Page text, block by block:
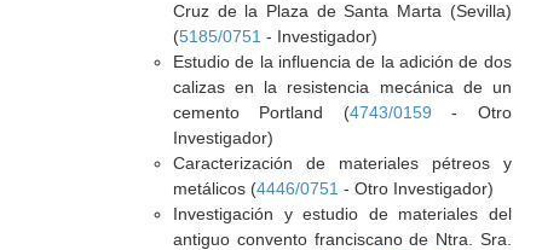
Cruz de la Plaza de Santa Marta (Sevilla)
(5185/0751 - Investigador)
Estudio de la influencia de la adición de dos
calizas en la resistencia mecánica de un
cemento Portland (4743/0159 - Otro
Investigador)
Caracterización de materiales pétreos y
metálicos (4446/0751 - Otro Investigador)
Investigación y estudio de materiales del
antiguo convento franciscano de Ntra. Sra.